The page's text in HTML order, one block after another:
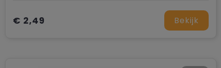
€ 2,49 Bekijk